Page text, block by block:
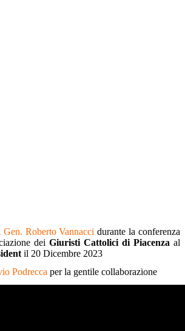
Gen. Roberto Vannacci durante la conferenza
dei Giuristi Cattolici di Piacenza al
il 20 Dicembre 2023
Podrecca per la gentile collaborazione